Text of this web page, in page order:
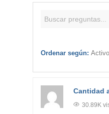
Ordenar según: Activo
Cantidad
30.89K